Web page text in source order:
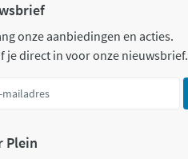
onze aanbiedingen en acties.
je direct in voor onze nieuwsbrief.
Plein